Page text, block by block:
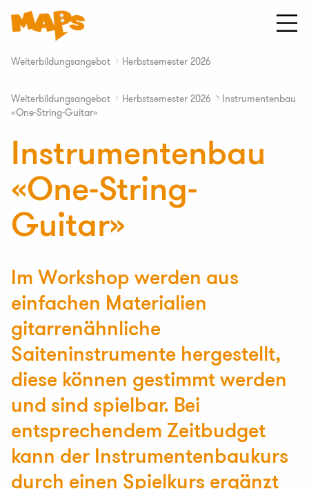
Inhalt
springen
Startseite
MAPS
Primarschulen
Weiterbildungsangebot ∟ Herbstsemester 2026
Weiterbildungsangebot ∟ Herbstsemester 2026 ∟ Instrumentenbau
«One-String-Guitar»
Instrumentenbau
«One-String-
Guitar»
Im Workshop werden aus
einfachen Materialien
gitarrenähnliche
Saiteninstrumente hergestellt,
diese können gestimmt werden
und sind spielbar. Bei
entsprechendem Zeitbudget
kann der Instrumentenbaukurs
durch einen Spielkurs ergänzt